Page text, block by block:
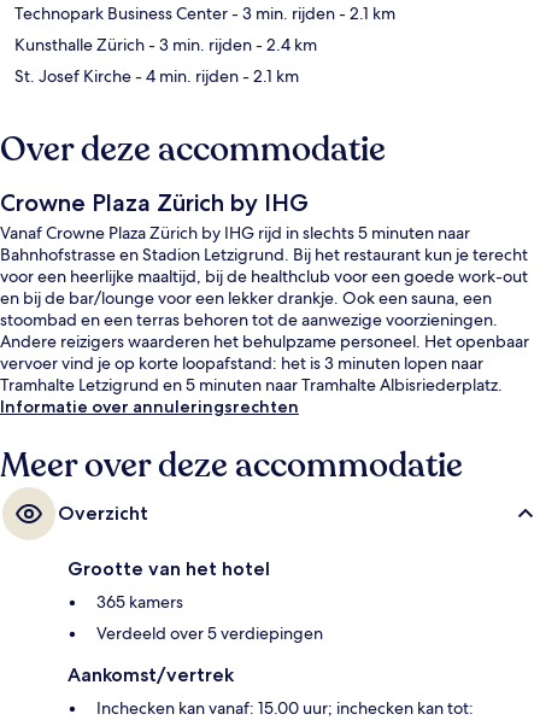
Technopark Business Center- 3 min. rijden- 2.1 km
Kunsthalle Zürich- 3 min. rijden- 2.4 km
St. Josef Kirche- 4 min. rijden- 2.1 km
Over deze accommodatie
Crowne Plaza Zürich by IHG
Vanaf Crowne Plaza Zürich by IHG rijd in slechts 5 minuten naar
Bahnhofstrasse en Stadion Letzigrund. Bij het restaurant kun je terecht
voor een heerlijke maaltijd, bij de healthclub voor een goede work-out
en bij de bar/lounge voor een lekker drankje. Ook een sauna, een
stoombad en een terras behoren tot de aanwezige voorzieningen.
Andere reizigers waarderen het behulpzame personeel. Het openbaar
vervoer vind je op korte loopafstand: het is 3 minuten lopen naar
Tramhalte Letzigrund en 5 minuten naar Tramhalte Albisriederplatz.
Informatie over annuleringsrechten
Meer over deze accommodatie
Overzicht
Grootte van het hotel
365 kamers
Verdeeld over 5 verdiepingen
Aankomst/vertrek
Inchecken kan vanaf: 15.00 uur; inchecken kan tot: